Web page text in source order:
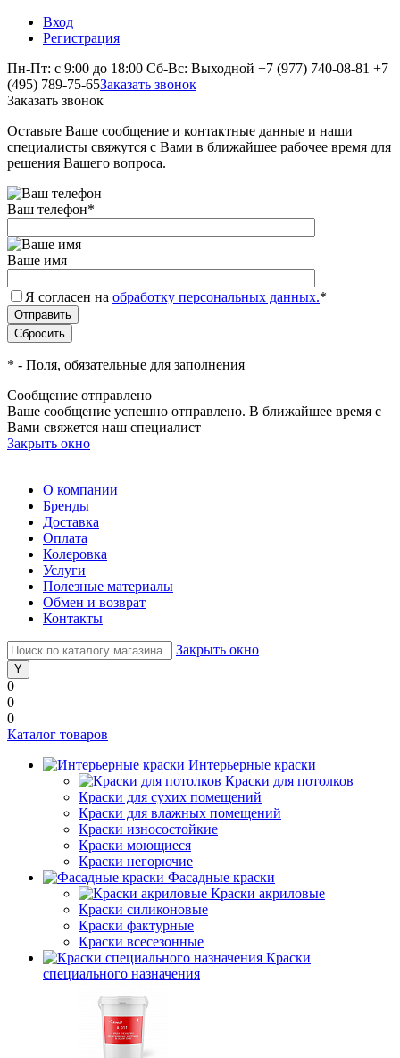
Вход
Регистрация
Пн-Пт: с 9:00 до 18:00 Сб-Вс: Выходной +7 (977) 740-08-81 +7
(495) 789-75-65Заказать звонок
Заказать звонок
Оставьте Ваше сообщение и контактные данные и наши
специалисты свяжутся с Вами в ближайшее рабочее время для
решения Вашего вопроса.
Ваш телефон*
Ваше имя
Я согласен на обработку персональных данных.*
* - Поля, обязательные для заполнения
Сообщение отправлено
Ваше сообщение успешно отправлено. В ближайшее время с
Вами свяжется наш специалист
Закрыть окно
О компании
Бренды
Доставка
Оплата
Колеровка
Услуги
Полезные материалы
Обмен и возврат
Контакты
Закрыть окно
0
0
0
Каталог товаров
Интерьерные краски
Краски для потолков
Краски для сухих помещений
Краски для влажных помещений
Краски износостойкие
Краски моющиеся
Краски негорючие
Фасадные краски
Краски акриловые
Краски силиконовые
Краски фактурные
Краски всесезонные
Краски
специального назначения